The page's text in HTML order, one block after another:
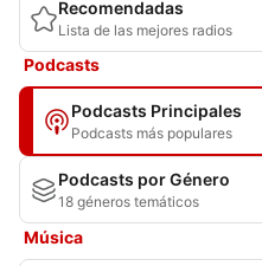
Recomendadas
Lista de las mejores radios
Podcasts
Podcasts Principales
Podcasts más populares
Podcasts por Género
18 géneros temáticos
Música